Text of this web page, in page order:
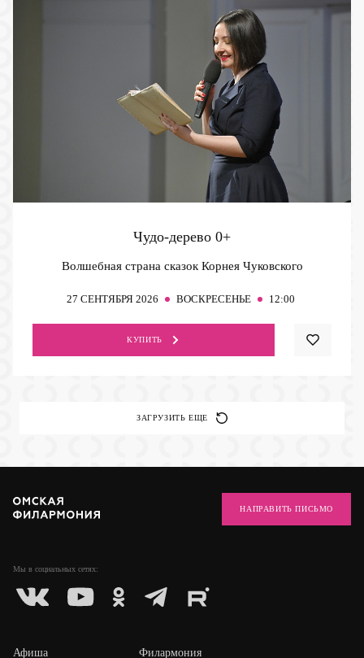
Чудо-дерево 0+
Волшебная страна сказок Корнея Чуковского
27 СЕНТЯБРЯ 2026 ВОСКРЕСЕНЬЕ 12:00
КУПИТЬ
ЗАГРУЗИТЬ ЕЩЕ
Мы в социальных сетях:
НАПРАВИТЬ ПИСЬМО
Афиша Филармония